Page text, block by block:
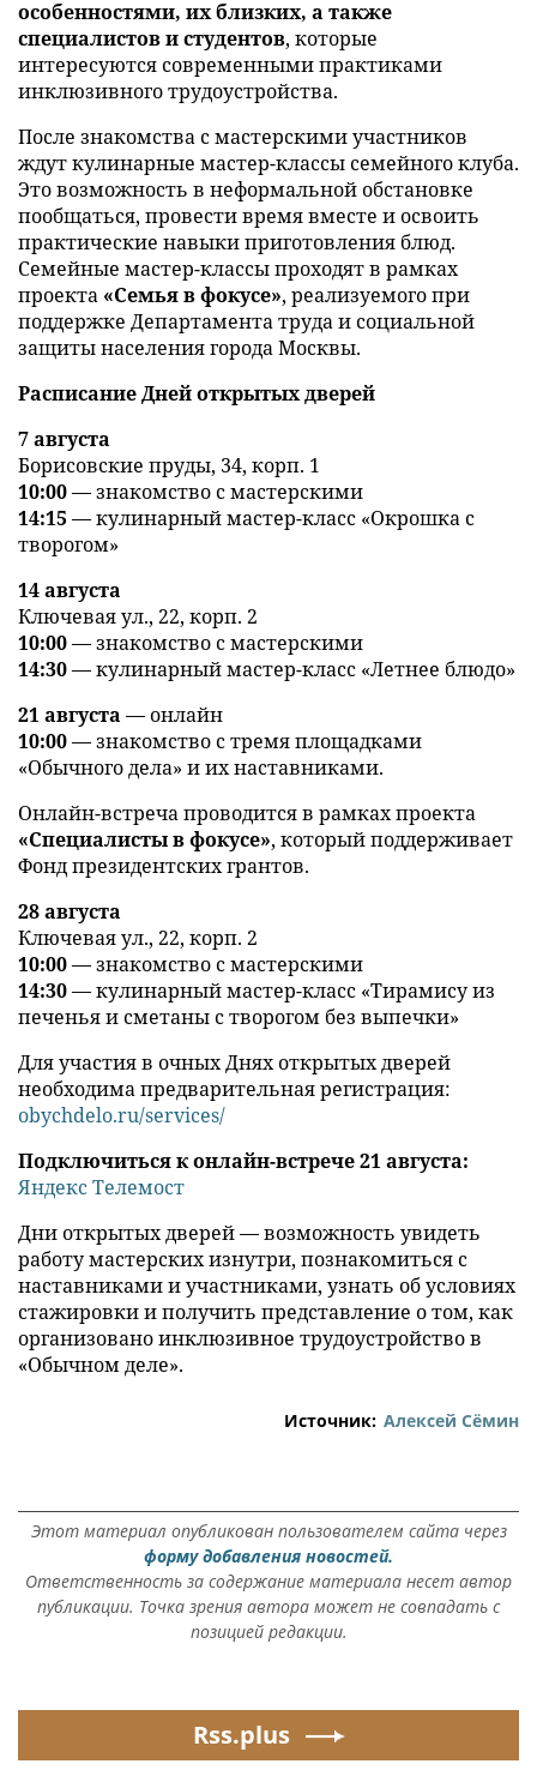
особенностями, их близких, а также
специалистов и студентов, которые
интересуются современными практиками
инклюзивного трудоустройства.
После знакомства с мастерскими участников
ждут кулинарные мастер-классы семейного клуба.
Это возможность в неформальной обстановке
пообщаться, провести время вместе и освоить
практические навыки приготовления блюд.
Семейные мастер-классы проходят в рамках
проекта «Семья в фокусе», реализуемого при
поддержке Департамента труда и социальной
защиты населения города Москвы.
Расписание Дней открытых дверей
7 августа
Борисовские пруды, 34, корп. 1
10:00— знакомство с мастерскими
14:15 — кулинарный мастер-класс «Окрошка с
творогом»
14 августа
Ключевая ул., 22, корп. 2
10:00— знакомство с мастерскими
14:30— кулинарный мастер-класс «Летнее блюдо»
21 августа — онлайн
10:00— знакомство с тремя площадками
«Обычного дела» и их наставниками.
Онлайн-встреча проводится в рамках проекта
«Специалисты в фокусе», который поддерживает
Фонд президентских грантов.
28 августа
Ключевая ул., 22, корп. 2
10:00— знакомство с мастерскими
14:30— кулинарный мастер-класс «Тирамису из
печенья и сметаны с творогом без выпечки»
Для участия в очных Днях открытых дверей
необходима предварительная регистрация:
obychdelo.ru/services/
Подключиться к онлайн-встрече 21 августа:
Яндекс Телемост
Дни открытых дверей — возможность увидеть
работу мастерских изнутри, познакомиться с
наставниками и участниками, узнать об условиях
стажировки и получить представление о том, как
организовано инклюзивное трудоустройство в
«Обычном деле».
Источник: Алексей Сёмин
Этот материал опубликован пользователем сайта через
форму добавления новостей.
Ответственность за содержание материала несет автор
публикации. Точка зрения автора может не совпадать с
позицией редакции.
Rss.plus